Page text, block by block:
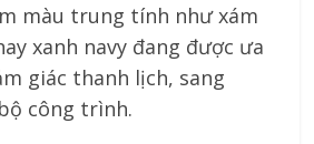
màu trung tính như xám
xanh navy đang được ưa
giác thanh lịch, sang
công trình.